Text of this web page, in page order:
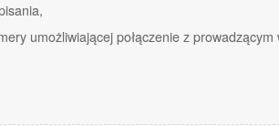
umożliwiającej połączenie z